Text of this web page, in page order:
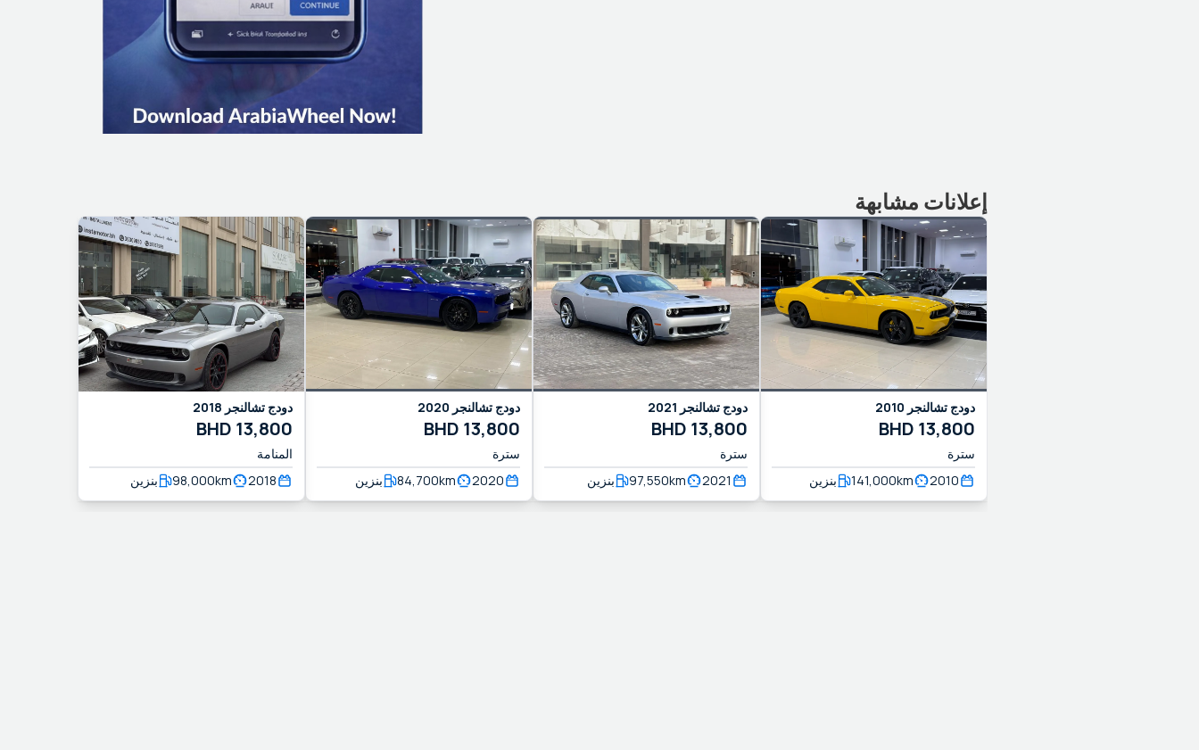
إعلانات مشابهة
دودج تشالنجر 2010
BHD 13,800
سترة
2010
141,000km بنزين
دودج تشالنجر 2021
BHD 13,800
سترة
2021
97,550km بنزين
دودج تشالنجر 2020
BHD 13,800
سترة
2020
84,700km بنزين
دودج تشالنجر 2018
BHD 13,800
المنامة
2018
98,000km بنزين